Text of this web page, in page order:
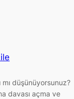
mı düşünüyorsunuz?
davası açma ve